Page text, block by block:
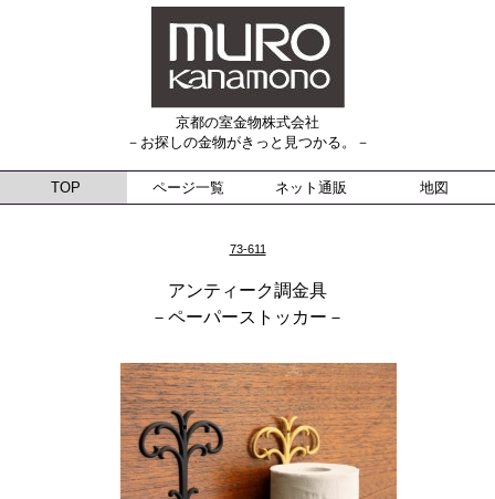
京都の室金物株式会社
－お探しの金物がきっと見つかる。－
TOP ページ一覧 ネット通販 地図
73-611
アンティーク調金具
－ペーパーストッカー－